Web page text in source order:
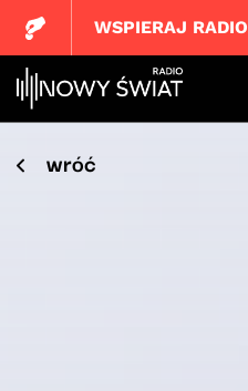
WSPIERAJ RADIO
wróć